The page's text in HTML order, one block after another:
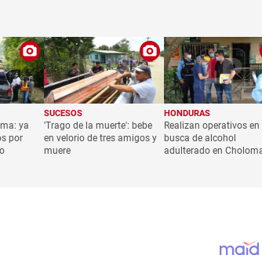
ya
por
SUCESOS
'Trago de la muerte': bebe
en velorio de tres amigos y
muere
HONDURAS
Realizan operativos en
busca de alcohol
adulterado en